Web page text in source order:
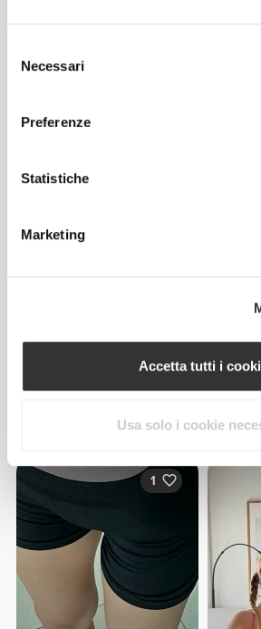
delNecessari
Preferenze
Statistiche
Marketing
Accetta tutti i
Usa solo i cookie
Dalla nostra comunità
1